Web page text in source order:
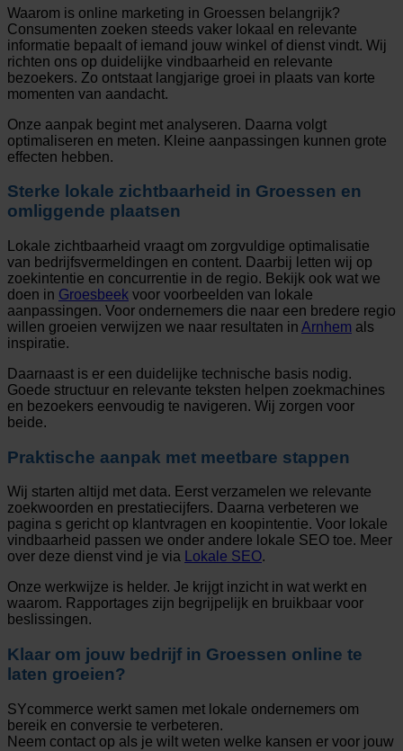
Waarom is online marketing in Groessen belangrijk?
Consumenten zoeken steeds vaker lokaal en relevante
informatie bepaalt of iemand jouw winkel of dienst vindt. Wij
richten ons op duidelijke vindbaarheid en relevante
bezoekers. Zo ontstaat langjarige groei in plaats van korte
momenten van aandacht.
Onze aanpak begint met analyseren. Daarna volgt
optimaliseren en meten. Kleine aanpassingen kunnen grote
effecten hebben.
Sterke lokale zichtbaarheid in Groessen en
omliggende plaatsen
Lokale zichtbaarheid vraagt om zorgvuldige optimalisatie
van bedrijfsvermeldingen en content. Daarbij letten wij op
zoekintentie en concurrentie in de regio. Bekijk ook wat we
doen in Groesbeek voor voorbeelden van lokale
aanpassingen. Voor ondernemers die naar een bredere regio
willen groeien verwijzen we naar resultaten in Arnhem als
inspiratie.
Daarnaast is er een duidelijke technische basis nodig.
Goede structuur en relevante teksten helpen zoekmachines
en bezoekers eenvoudig te navigeren. Wij zorgen voor
beide.
Praktische aanpak met meetbare stappen
Wij starten altijd met data. Eerst verzamelen we relevante
zoekwoorden en prestatiecijfers. Daarna verbeteren we
pagina s gericht op klantvragen en koopintentie. Voor lokale
vindbaarheid passen we onder andere lokale SEO toe. Meer
over deze dienst vind je via
Lokale SEO.
Onze werkwijze is helder. Je krijgt inzicht in wat werkt en
waarom. Rapportages zijn begrijpelijk en bruikbaar voor
beslissingen.
Klaar om jouw bedrijf in Groessen online te
laten groeien?
SYcommerce werkt samen met lokale ondernemers om
bereik en conversie te verbeteren.
Neem contact op als je wilt weten welke kansen er voor jouw